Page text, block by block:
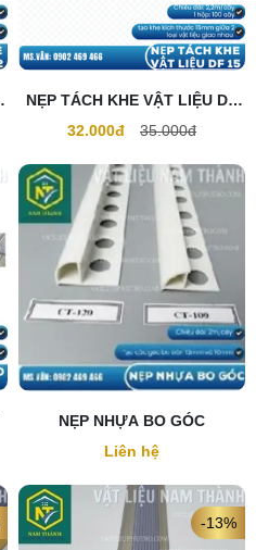
NẸP TÁCH KHE VẬT LIỆU DF
15
32.000đ 35.000đ
NẸP NHỰA BO GÓC
Liên hệ
-13%